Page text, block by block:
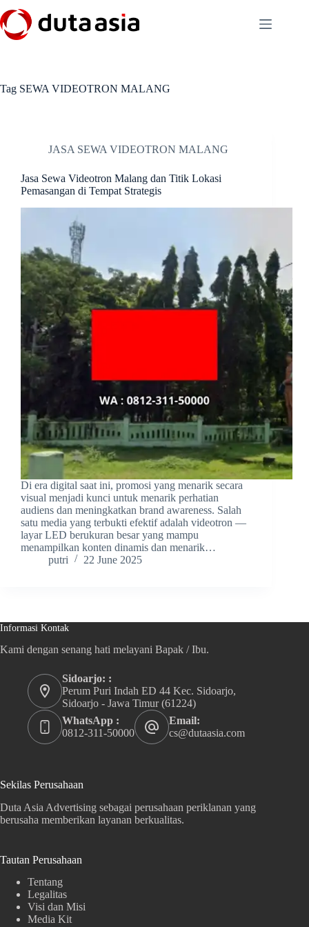
to
content
Tag SEWA VIDEOTRON MALANG
JASA SEWA VIDEOTRON MALANG
Jasa Sewa Videotron Malang dan Titik Lokasi
Pemasangan di Tempat Strategis
Di era digital saat ini, promosi yang menarik secara
visual menjadi kunci untuk menarik perhatian
audiens dan meningkatkan brand awareness. Salah
satu media yang terbukti efektif adalah videotron —
layar LED berukuran besar yang mampu
menampilkan konten dinamis dan menarik…
putri
22 June 2025
Informasi Kontak
Kami dengan senang hati melayani Bapak / Ibu.
Sidoarjo: :
Perum Puri Indah ED 44 Kec. Sidoarjo,
Sidoarjo - Jawa Timur (61224)
WhatsApp :
0812-311-50000
Email:
cs@dutaasia.com
Sekilas Perusahaan
Duta Asia Advertising sebagai perusahaan periklanan yang
berusaha memberikan layanan berkualitas.
Tautan Perusahaan
Tentang
Legalitas
Visi dan Misi
Media Kit